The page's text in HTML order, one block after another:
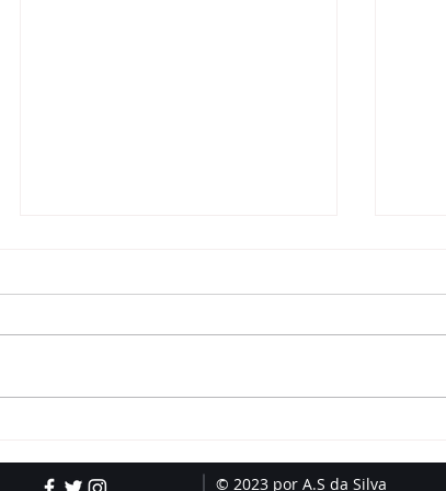
Especialista explica© 2023 por A.S da Silva